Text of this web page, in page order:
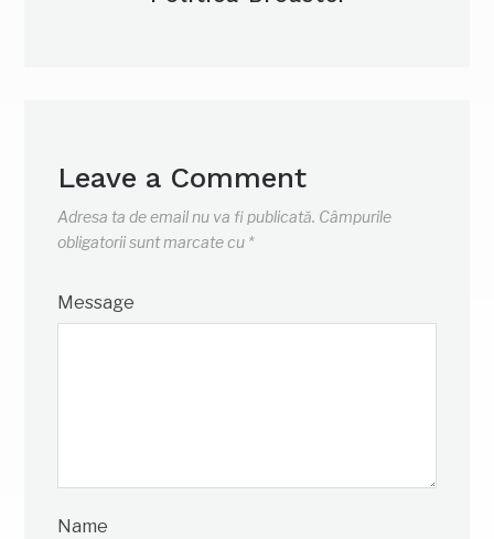
Leave a Comment
Adresa ta de email nu va fi publicată. Câmpurile
obligatorii sunt marcate cu *
Message
Name